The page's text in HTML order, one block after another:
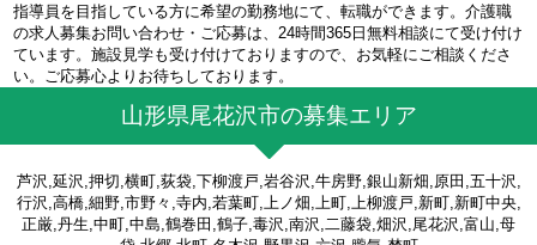
指導員を目指している方に希望の勤務地にて、転職ができます。介護職
の求人募集お問い合わせ・ご応募は、24時間365日無料相談にて受け付け
ています。施設見学も受け付けておりますので、お気軽にご相談くださ
い。ご応募心よりお待ちしております。
山形県尾花沢市の募集エリア
芦沢,延沢,押切,横町,荻袋,下柳渡戸,岩谷沢,牛房野,銀山新畑,原田,五十沢,
行沢,高橋,細野,市野々,寺内,若葉町,上ノ畑,上町,上柳渡戸,新町,新町中央,
正厳,丹生,中町,中島,鶴巻田,鶴子,毒沢,南沢,二藤袋,畑沢,尾花沢,富山,母